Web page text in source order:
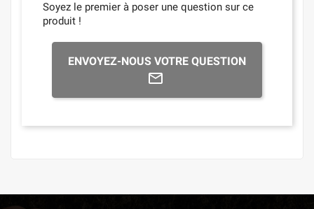
Soyez le premier à poser une question sur ce
produit !
ENVOYEZ-NOUS VOTRE QUESTION